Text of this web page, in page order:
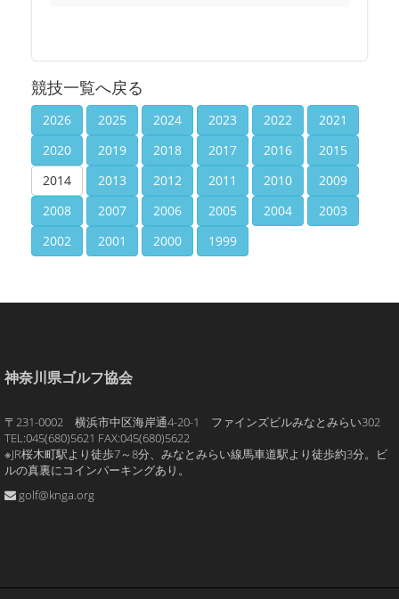
競技一覧へ戻る
2026 2025 2024 2023 2022
2021
2020
2019 2018 2017 2016
2015
2014
2013 2012 2011 2010
2009
2008
2007 2006 2005 2004
2003
2002
2001 2000 1999
神奈川県ゴルフ協会
〒231-0002 横浜市中区海岸通4-20-1 ファインズビルみなとみらい302
TEL:045(680)5621 FAX:045(680)5622
※JR桜木町駅より徒歩7～8分、みなとみらい線馬車道駅より徒歩約3分。ビ
ルの真裏にコインパーキングあり。
golf@knga.org